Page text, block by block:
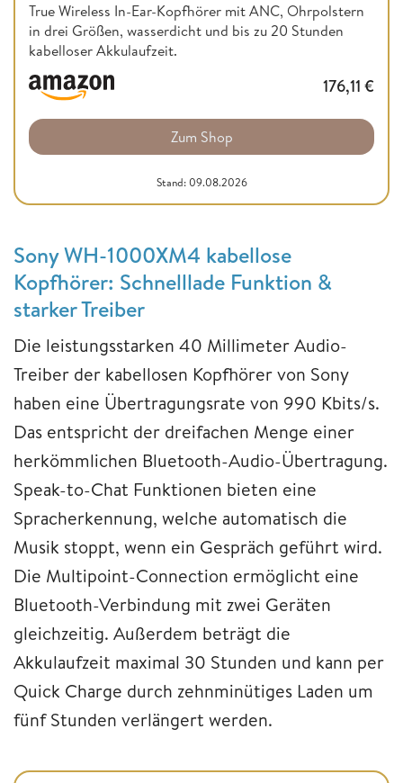
True Wireless In-Ear-Kopfhörer mit ANC, Ohrpolstern
in drei Größen, wasserdicht und bis zu 20 Stunden
kabelloser Akkulaufzeit.
176,11 €
Zum Shop
Stand: 09.08.2026
Sony WH-1000XM4 kabellose
Kopfhörer: Schnelllade Funktion &
starker Treiber
Die leistungsstarken 40 Millimeter Audio-
Treiber der kabellosen Kopfhörer von Sony
haben eine Übertragungsrate von 990 Kbits/s.
Das entspricht der dreifachen Menge einer
herkömmlichen Bluetooth-Audio-Übertragung.
Speak-to-Chat Funktionen bieten eine
Spracherkennung, welche automatisch die
Musik stoppt, wenn ein Gespräch geführt wird.
Die Multipoint-Connection ermöglicht eine
Bluetooth-Verbindung mit zwei Geräten
gleichzeitig. Außerdem beträgt die
Akkulaufzeit maximal 30 Stunden und kann per
Quick Charge durch zehnminütiges Laden um
fünf Stunden verlängert werden.